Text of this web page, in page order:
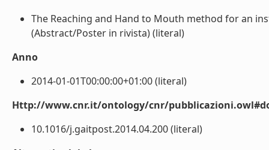
The Reaching and Hand to Mouth method for an
(Abstract/Poster in rivista) (literal)
Anno
2014-01-01T00:00:00+01:00 (literal)
Http://www.cnr.it/ontology/cnr/
10.1016/j.gaitpost.2014.04.200 (literal)